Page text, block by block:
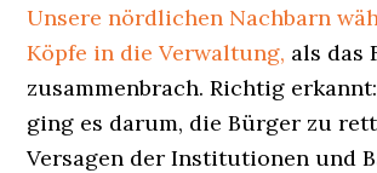
Unsere nördlichen Nachbarn
Köpfe in die Verwaltung, als das
zusammenbrach. Richtig
ging es darum, die Bürger zu
Versagen der Institutionen und